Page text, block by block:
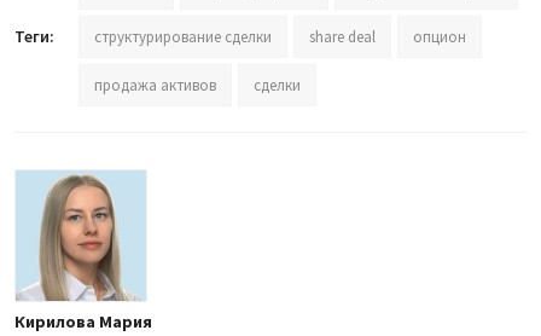
Теги: структурирование сделки share deal опцион
продажа активов сделки
Кирилова Мария